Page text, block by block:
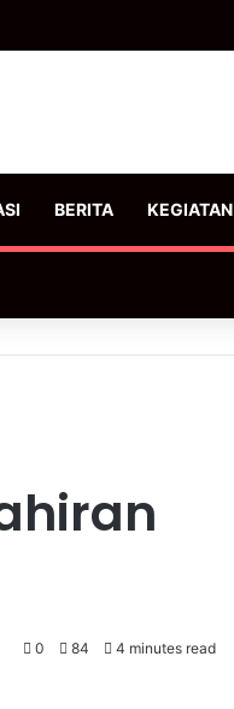
BERITA KEGIATAN
0 84 4 minutes read